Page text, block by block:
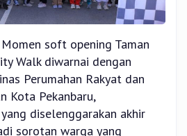
soft opening Taman
Walk diwarnai dengan
Perumahan Rakyat dan
Kota Pekanbaru,
diselenggarakan akhir
sorotan warga yang